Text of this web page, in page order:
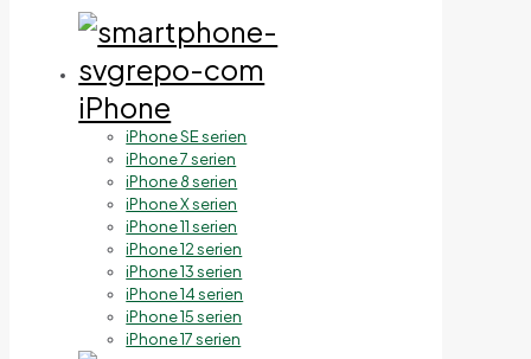
iPhone
iPhone SE serien
iPhone 7 serien
iPhone 8 serien
iPhone X serien
iPhone 11 serien
iPhone 12 serien
iPhone 13 serien
iPhone 14 serien
iPhone 15 serien
iPhone 17 serien